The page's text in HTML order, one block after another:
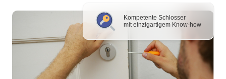
Kompetente Schlosser
mit einzigartigem Know-how